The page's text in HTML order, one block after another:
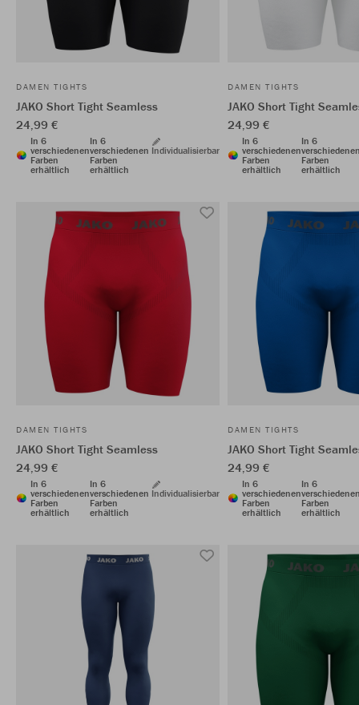
DAMEN TIGHTS
JAKO Short Tight Seamless
24,99 €
In 6
verschiedenen
Farben
erhältlich
In 6
verschiedenen
Farben
erhältlich
Individualisierbar
DAMEN TIGHTS
JAKO Short Tight
24,99 €
In 6
verschiedenen
Farben
erhältlich
In 6
Farben
erhältlich
DAMEN TIGHTS
JAKO Short Tight Seamless
24,99 €
In 6
verschiedenen
Farben
erhältlich
In 6
verschiedenen
Farben
erhältlich
Individualisierbar
DAMEN TIGHTS
JAKO Short Tight
24,99 €
In 6
verschiedenen
Farben
erhältlich
In 6
Farben
erhältlich